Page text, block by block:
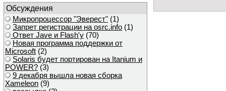
Обсуждения
Микропроцессор "Эверест" (1)
Запрет регистрации на osrc.info (1)
Ответ Javе и Flash'у (70)
Новая программа поддержки от
Microsoft (2)
Solaris будет портирован на Itanium и
POWER? (3)
9 декабря вышла новая сборка
Xameleon (9)